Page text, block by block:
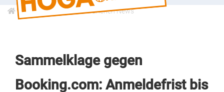
Informationen Branchen News
Sammelklage gegen
Booking.com: Anmeldefrist bis